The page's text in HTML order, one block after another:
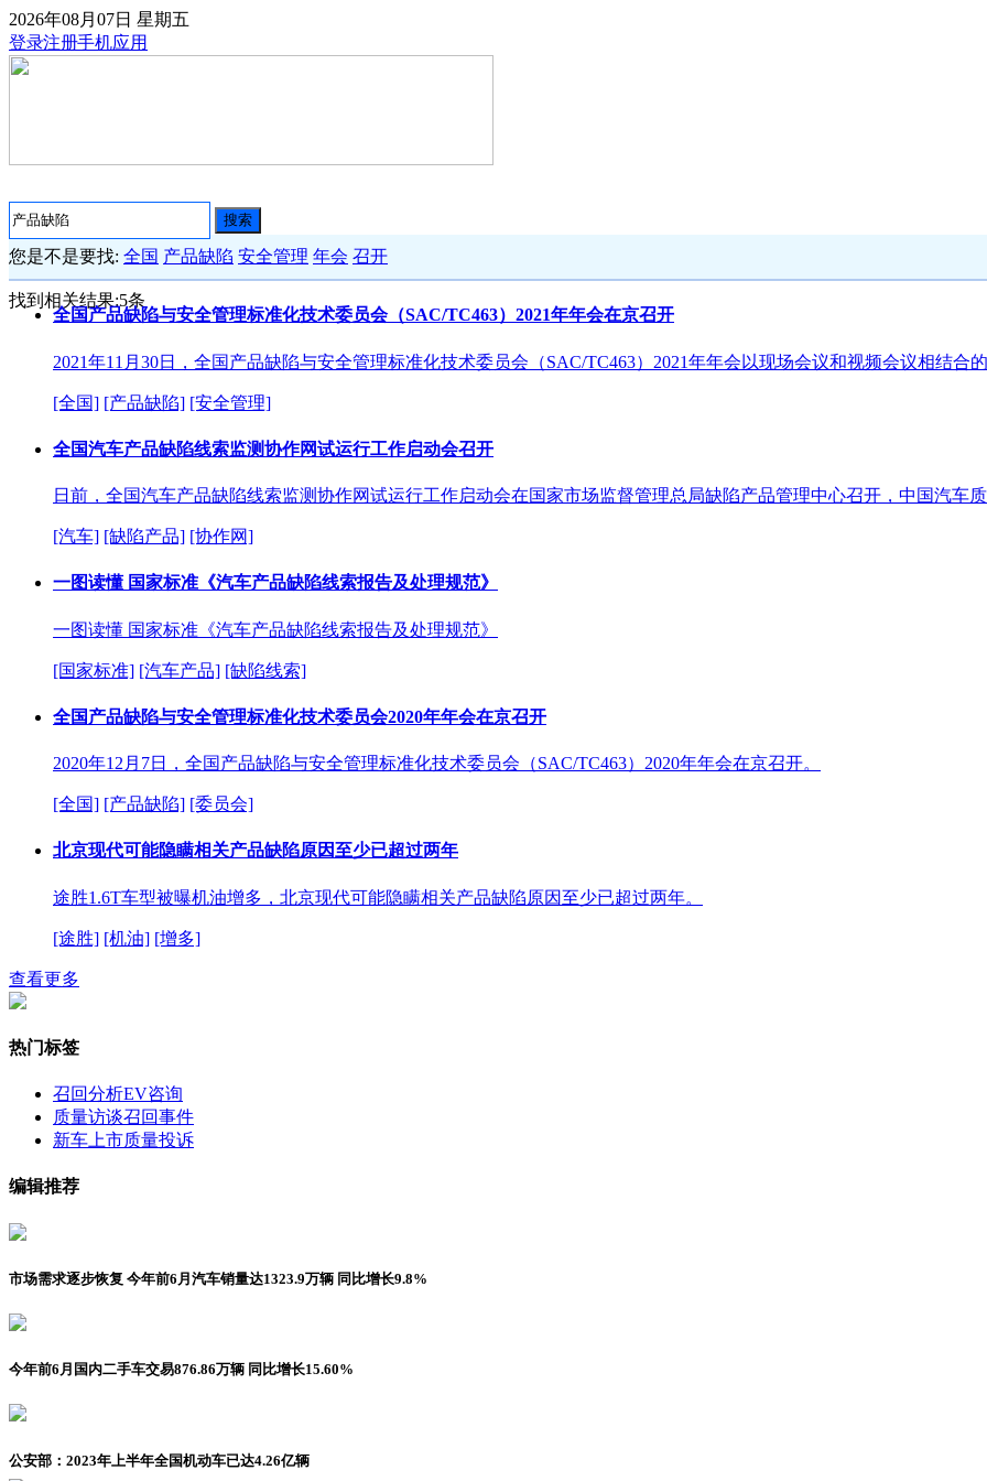
2026年08月07日 星期五
登录注册手机应用
搜索
您是不是要找: 全国 产品缺陷 安全管理 年会 召开
找到相关结果:5条
全国产品缺陷与安全管理标准化技术委员会（SAC/TC463）2021年年会在京召开
2021年11月30日，全国产品缺陷与安全管理标准化技术委员会（SAC/TC463）2021年年会以现场会议和视频会议相结合
[全国] [产品缺陷] [安全管理]
全国汽车产品缺陷线索监测协作网试运行工作启动会召开
日前，全国汽车产品缺陷线索监测协作网试运行工作启动会在国家市场监督管理总局缺陷产品管理中心召开，中国汽车
[汽车] [缺陷产品] [协作网]
一图读懂 国家标准《汽车产品缺陷线索报告及处理规范》
一图读懂 国家标准《汽车产品缺陷线索报告及处理规范》
[国家标准] [汽车产品] [缺陷线索]
全国产品缺陷与安全管理标准化技术委员会2020年年会在京召开
2020年12月7日，全国产品缺陷与安全管理标准化技术委员会（SAC/TC463）2020年年会在京召开。
[全国] [产品缺陷] [委员会]
北京现代可能隐瞒相关产品缺陷原因至少已超过两年
途胜1.6T车型被曝机油增多，北京现代可能隐瞒相关产品缺陷原因至少已超过两年。
[途胜] [机油] [增多]
查看更多
热门标签
召回分析EV咨询
质量访谈召回事件
新车上市质量投诉
编辑推荐
市场需求逐步恢复 今年前6月汽车销量达1323.9万辆 同比增长9.8%
今年前6月国内二手车交易876.86万辆 同比增长15.60%
公安部：2023年上半年全国机动车已达4.26亿辆